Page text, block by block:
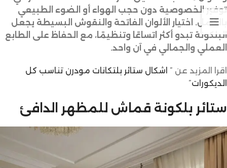
توفير الخصوصية دون حجب الهواء أو الضوء الطبيعي
بالكامل. اختيار الألوان الفاتحة والنقوش البسيطة يجعل
البلكونة تبدو أكثر اتساعًا وتنظيمًا، مع الحفاظ على الطابع
العملي والجمالي في آن واحد.
اقرا المزيد عن ” اشكال ستائر بلتكانات مودرن تناسب كل
الديكورات”
ستائر بلكونة قماش للمظهر الدافئ